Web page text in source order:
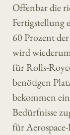
Offenbar die
Fertigstellung
60 Prozent
wird
für Rolls-
benötigen
bekommen
Bedürfnisse
für